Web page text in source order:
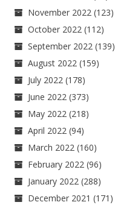
November 2022 (123)
October 2022 (112)
September 2022 (139)
August 2022 (159)
July 2022 (178)
June 2022 (373)
May 2022 (218)
April 2022 (94)
March 2022 (160)
February 2022 (96)
January 2022 (288)
December 2021 (171)